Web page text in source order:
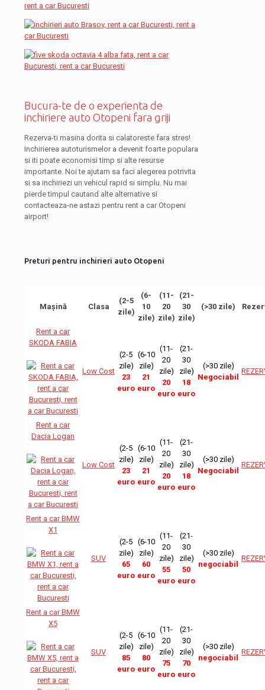
Bucura-te de o experienta de
inchiriere auto Otopeni fara griji
Rezerva-ti masina dorita si calatoreste fara stres!
Inchirierea autoturismelor a devenit foarte populara
si iti poate economisi timp si alte resurse
importante. Noi te ajutam sa faci alegerea potrivita
si sa inchiriezi un vehicul rapid si simplu. Nu mai
pierde timpul cautand alte alternative si
contacteaza-ne astazi pentru rent a car Otopeni
airport!
Preturi pentru inchirieri auto Otopeni
Mașină Clasa
(2-5
zile)
(6-
10
zile)
(11-
20
zile)
(21-
30
zile)
(>30 zile)
Rent a car
SKODA FABIA
Low Cost
(2-5
zile)
23
euro
(6-10
zile)
21
euro
(11-
20
zile)
20
euro
(21-
30
zile)
18
euro
(>30 zile)
Negociabil
Rent a car
Dacia Logan
Low Cost
(2-5
zile)
23
euro
(6-10
zile)
21
euro
(11-
20
zile)
20
euro
(21-
30
zile)
18
euro
(>30 zile)
Negociabil
Rent a car BMW
X1
SUV
(2-5
zile)
65
euro
(6-10
zile)
60
euro
(11-
20
zile)
55
euro
(21-
30
zile)
50
euro
(>30 zile)
negociabil
Rent a car BMW
X5
SUV
(2-5
zile)
85
euro
(6-10
zile)
80
euro
(11-
20
zile)
75
euro
(21-
30
zile)
70
euro
(>30 zile)
negociabil